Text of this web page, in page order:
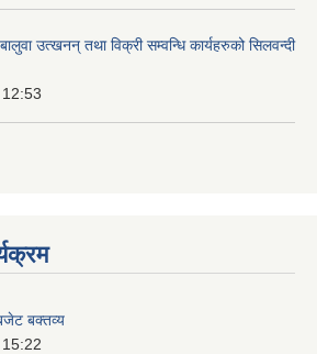
उत्खनन् तथा विक्री सम्वन्धि कार्यहरुको सिलवन्दी
बक्तव्य